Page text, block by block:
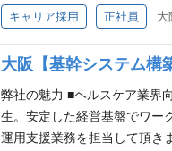
ントとなります。 【主な業
後、業務に慣れた後は、チー
迎】■規模の大小関わらずプ
薬企業を中心としたヘルスケ
会社です。
キャリア採用 正社員 大
大阪【基幹システム構
弊社の魅力 ■ヘルスケア業界
生。安定した経営基盤でワー
運用支援業務を担当して頂き